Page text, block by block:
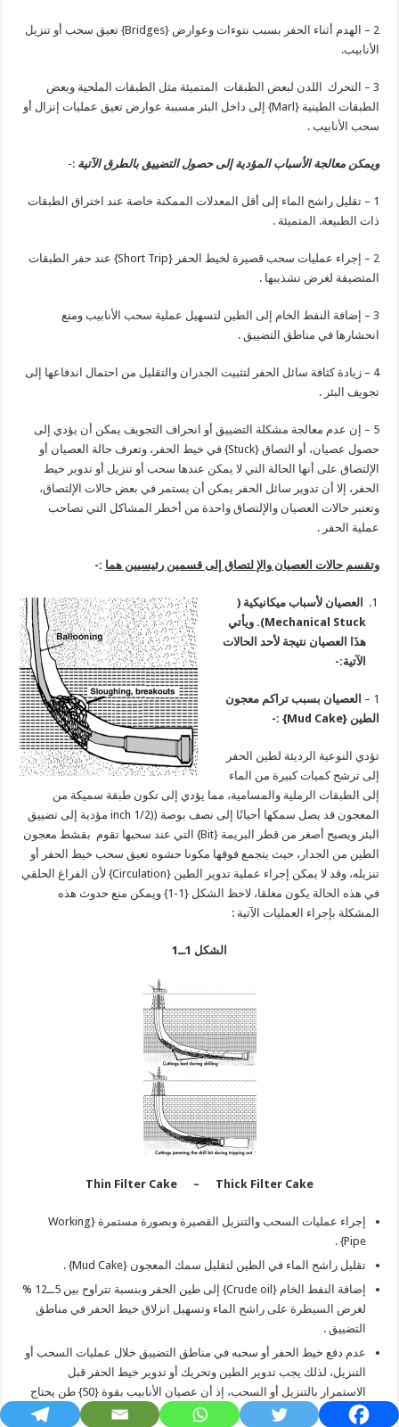
2 – الهدم أثناء الحفر بسبب نتوءات وعوارض {Bridges} تعيق سحب أو تنزيل
الأنابيب.
3 – التحرك اللدن لبعض الطبقات المتميئة مثل الطبقات الملحية وبعض
الطبقات الطينية {Marl} إلى داخل البئر مسببة عوارض تعيق عمليات إنزال أو
سحب الأنابيب .
ويمكن معالجة الأسباب المؤدية إلى حصول التضييق بالطرق الآتية :-
1 – تقليل راشح الماء إلى أقل المعدلات الممكنة خاصة عند اختراق الطبقات
ذات الطبيعة. المتميئة .
2 – إجراء عمليات سحب قصيرة لخيط الحفر {Short Trip} عند حفر الطبقات
المتضيقة لغرض تشذيبها .
3 – إضافة النفط الخام إلى الطين لتسهيل عملية سحب الأنابيب ومنع
انحشارها في مناطق التضييق .
4 – زيادة كثافة سائل الحفر لتثبيت الجدران والتقليل من احتمال اندفاعها إلى
تجويف البئر .
5 – إن عدم معالجة مشكلة التضييق أو انحراف التجويف يمكن أن يؤدي إلى
حصول عصيان، أو التصاق {Stuck} في خيط الحفر، وتعرف حالة العصيان أو
الإلتصاق على أنها الحالة التي لا يمكن عندها سحب أو تنزيل أو تدوير خيط
الحفر، إلا أن تدوير سائل الحفر يمكن أن يستمر في بعض حالات الإلتصاق،
وتعتبر حالات العصيان والإلتصاق واحدة من أخطر المشاكل التي تصاحب
عملية الحفر .
وتقسم حالات العصيان والإ لتصاق إلى قسمين رئيسيين هما :-
العصيان لأسباب ميكانيكية (
Mechanical Stuck). ويأتي
هذَا العصيان نتيجة لأحد الحالات
الآتية:-
1 –
العصيان بسبب تراكم معجون
الطين {Mud Cake
} :-
تؤدي النوعية الرديئة لطين الحفر
إلى ترشح كميات كبيرة من الماء
إلى الطبقات الرملية والمسامية، مما يؤدي إلى تكون طبقة سميكة من
المعجون قد يصل سمكها أحيانًا إلى نصف بوصة ((1/2 inch مؤدية إلى تضييق
البئر ويصبح أصغر من قطر البريمة {Bit} التي عند سحبها تقوم بقشط معجون
الطين من الجدار، حيث يتجمع فوقها مكونا حشوه تعيق سحب خيط الحفر أو
تنزيله، وقد لا يمكن إجراء عملية تدوير الطين {Circulation} لأن الفراغ الحلقي
في هذه الحالة يكون مغلقا، لاحظ الشكل {1-1} ويمكن منع حدوث هذه
المشكلة بإجراء العمليات الآتية :
الشكل 1ــ1
Thin Filter Cake – Thick Filter Cake
إجراء عمليات السحب والتنزيل القصيرة وبصورة مستمرة {Working
Pipe} .
تقليل راشح الماء في الطين لتقليل سمك المعجون {Mud Cake} .
إضافة النفط الخام {Crude oil} إلى طين الحفر وبنسبة تتراوح بين 5ــ12 %
لغرض السيطرة على راشح الماء وتسهيل انزلاق خيط الحفر في مناطق
التضييق .
عدم دفع خيط الحفر أو سحبه في مناطق التضييق خلال عمليات السحب أو
التنزيل، لذلك يجب تدوير الطين وتحريك أو تدوير خيط الحفر قبل
الاستمرار بالتنزيل أو السحب، إذ أن عصيان الأنابيب بقوة {50} طن يحتاج
{150} طن لغرض تحريرها.